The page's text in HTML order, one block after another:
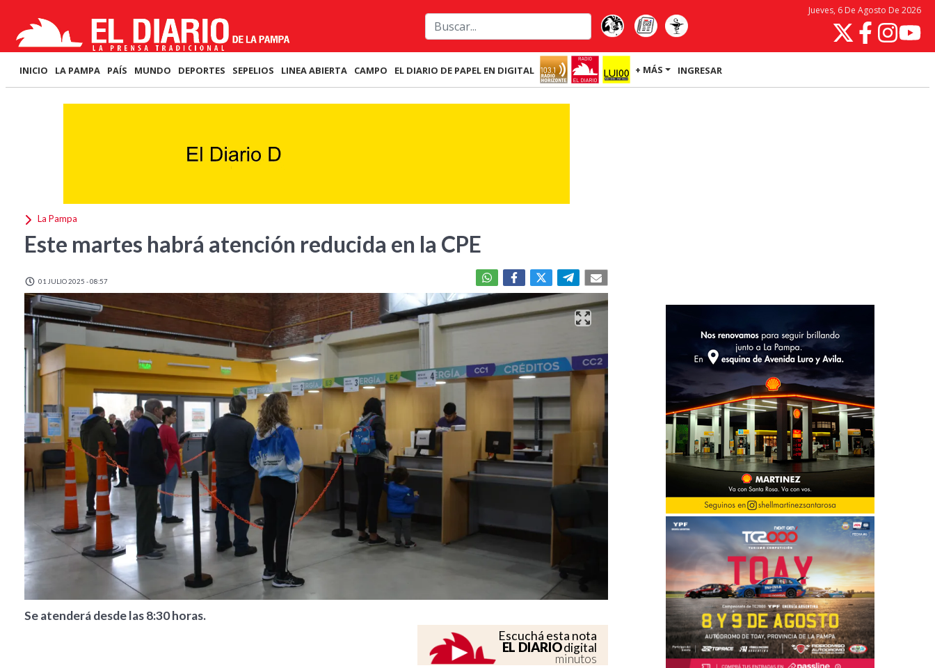
Jueves, 6 De Agosto De 2026
INICIO LA PAMPA PAÍS MUNDO DEPORTES SEPELIOS LINEA ABIERTA CAMPO EL DIARIO DE PAPEL EN DIGITAL + MÁS INGRESAR
La Pampa
Este martes habrá atención reducida en la CPE
01 JULIO 2025 - 08:57
Se atenderá desde las 8:30 horas.
Escuchá esta nota
EL DIARIOdigital
minutos